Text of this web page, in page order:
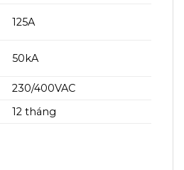
125A
50kA
230/400VAC
12 tháng